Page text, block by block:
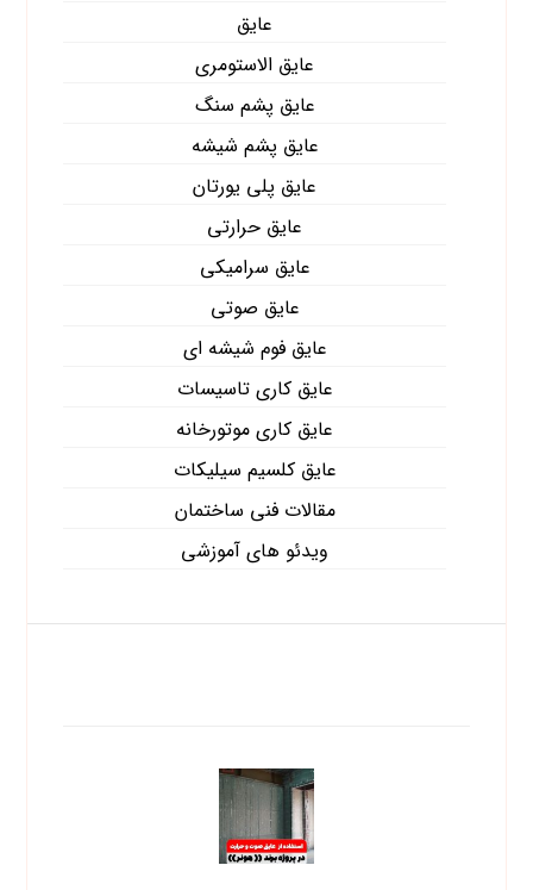
عایق
عایق الاستومری
عایق پشم سنگ
عایق پشم شیشه
عایق پلی یورتان
عایق حرارتی
عایق سرامیکی
عایق صوتی
عایق فوم شیشه ای
عایق کاری تاسیسات
عایق کاری موتورخانه
عایق کلسیم سیلیکات
مقالات فنی ساختمان
ویدئو های آموزشی